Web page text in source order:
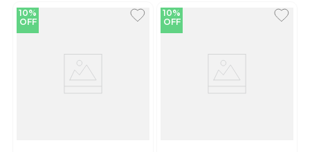
Em até sem juros Em até sem juros